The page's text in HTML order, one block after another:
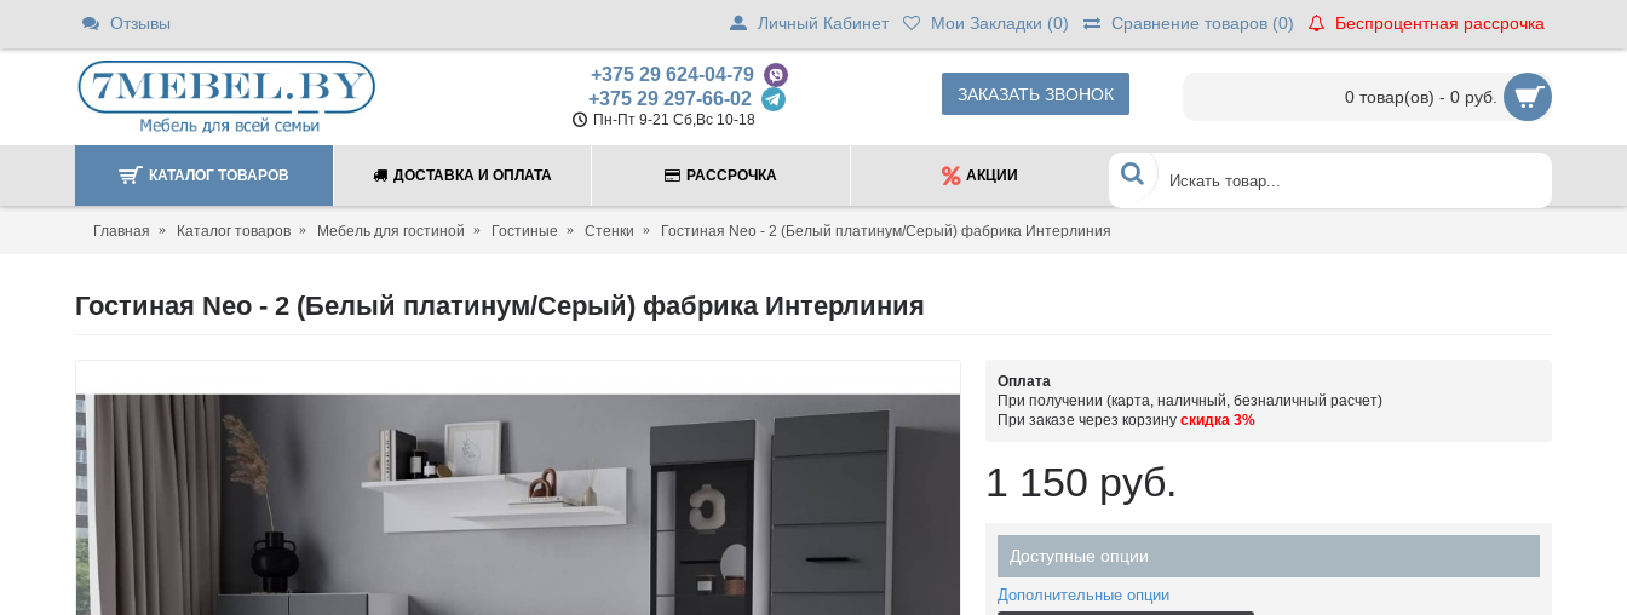
Отзывы Личный Кабинет Мои Закладки (0) Сравнение товаров (0) Беспроцентная рассрочка
+375 29 624-04-79
+375 29 297-66-02
Пн-Пт 9-21 Сб,Вс 10-18
ЗАКАЗАТЬ ЗВОНОК 0 товар(ов) - 0 руб.
КАТАЛОГ ТОВАРОВ ДОСТАВКА И ОПЛАТА РАССРОЧКА АКЦИИ
Главная Каталог товаров Мебель для гостиной Гостиные Стенки Гостиная Neo - 2 (Белый платинум/Серый) фабрика Интерлиния
Гостиная Neo - 2 (Белый платинум/Серый) фабрика Интерлиния
Оплата
При получении (карта, наличный, безналичный расчет)
При заказе через корзину скидка 3%
1 150 руб.
Доступные опции
Дополнительные опции